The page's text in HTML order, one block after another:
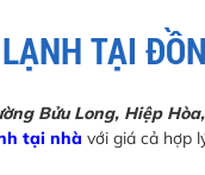
TẠI
Bửu Long, Hiệp
tại nhà với giá cả hợp